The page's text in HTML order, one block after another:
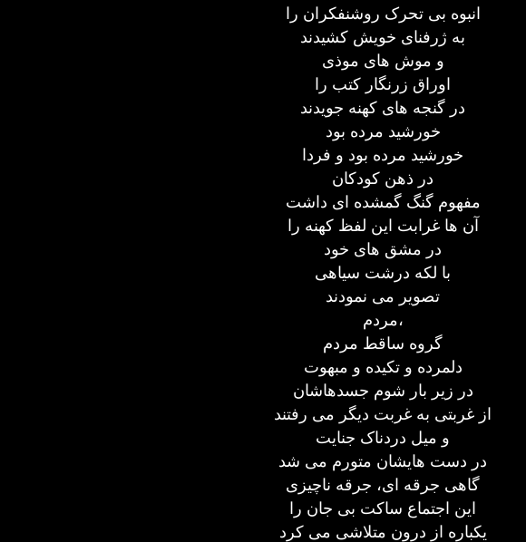
انبوه بی تحرک روشنفکران را
به ژرفنای خویش کشیدند
و موش های موذی
اوراق زرنگار کتب را
در گنجه های کهنه جویدند
خورشید مرده بود
خورشید مرده بود و فردا
در ذهن کودکان
مفهوم گنگ گمشده ای داشت
آن ها غرابت این لفظ کهنه را
در مشق های خود
با لکه درشت سیاهی
تصویر می نمودند
مردم،
گروه ساقط مردم
دلمرده و تکیده و مبهوت
در زیر بار شوم جسدهاشان
از غربتی به غربت دیگر می رفتند
و میل دردناک جنایت
در دست هایشان متورم می شد
گاهی جرقه ای، جرقه ناچیزی
این اجتماع ساکت بی جان را
یکباره از درون متلاشی می کرد